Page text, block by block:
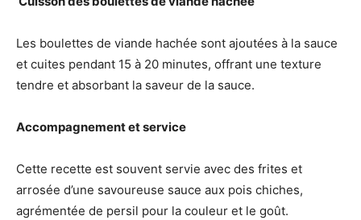
Les boulettes de viande hachée sont ajoutées à la sauce
et cuites pendant 15 à 20 minutes, offrant une texture
tendre et absorbant la saveur de la sauce.
Accompagnement et service
Cette recette est souvent servie avec des frites et
arrosée d’une savoureuse sauce aux pois chiches,
agrémentée de persil pour la couleur et le goût.